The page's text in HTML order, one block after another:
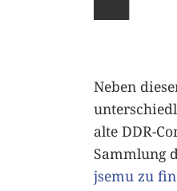
Neben
alte DDR-
Sammlung
jsemu zu